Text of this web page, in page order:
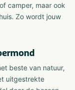
camper, maar ook
Zo wordt jouw
beste van natuur,
uitgestrekte